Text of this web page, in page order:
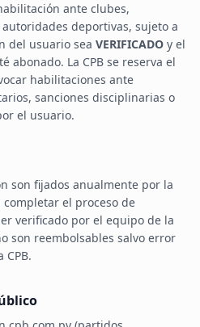
ante clubes,
deportivas, sujeto a
del usuario sea VERIFICADO y el
abonado. La CPB se reserva el
habilitaciones ante
sanciones disciplinarias o
el usuario.
son fijados anualmente por la
completar el proceso de
verificado por el equipo de la
son reembolsables salvo error